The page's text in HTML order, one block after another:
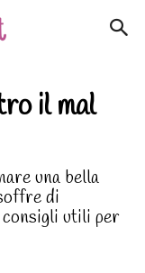
il mal
una bella
di
consigli utili per